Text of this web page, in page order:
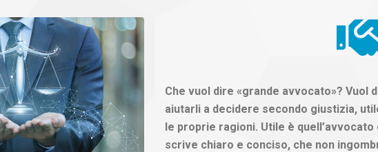
Che vuol dire «grande avvocato»? Vuol
aiutarli a decidere secondo giustizia,
le proprie ragioni. Utile è
scrive chiaro e conciso, che non